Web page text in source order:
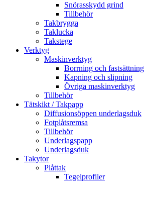
Snörasskydd grind
Tillbehör
Takbrygga
Taklucka
Takstege
Verktyg
Maskinverktyg
Borrning och fastsättning
Kapning och slipning
Övriga maskinverktyg
Tillbehör
Tätskikt / Takpapp
Diffusionsöppen underlagsduk
Fotplåtsremsa
Tillbehör
Underlagspapp
Underlagsduk
Takytor
Plåttak
Tegelprofiler